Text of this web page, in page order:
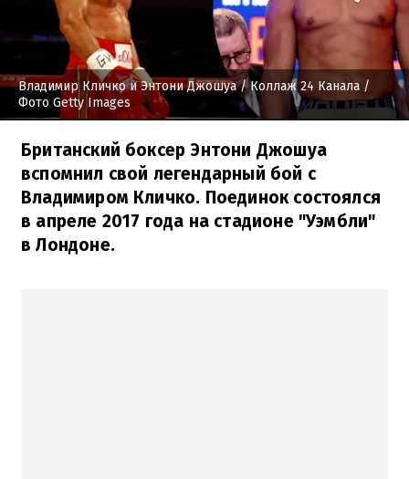
Владимир Кличко и Энтони Джошуа/ Коллаж 24 Канала /
Фото Getty Images
Британский боксер Энтони Джошуа
вспомнил свой легендарный бой с
Владимиром Кличко. Поединок состоялся
в апреле 2017 года на стадионе "Уэмбли"
в Лондоне.